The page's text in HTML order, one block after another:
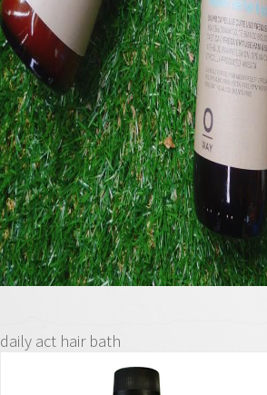
daily act hair bath